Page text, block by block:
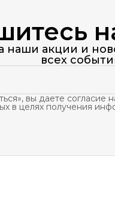
наши акции и
всех
вы даете согласие
в целях получения